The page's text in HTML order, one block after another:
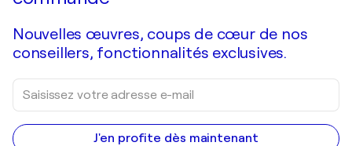
Nouvelles œuvres, coups de cœur de nos
conseillers, fonctionnalités exclusives.
J'en profite dès maintenant